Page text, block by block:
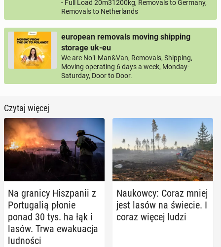
- Full Load 20m31200kg, Removals to Germany,
Removals to Netherlands
european removals moving shipping
storage uk-eu
We are No1 Man&Van, Removals, Shipping,
Moving operating 6 days a week, Monday-
Saturday, Door to Door.
Czytaj więcej
Na granicy Hisz­pa­nii z
Por­tu­ga­lią płonie
ponad 30 tys. ha łąk i
lasów. Trwa ewa­ku­acja
lud­no­ści
Na­ukow­cy: Coraz mniej
jest lasów na świecie. I
coraz więcej ludzi